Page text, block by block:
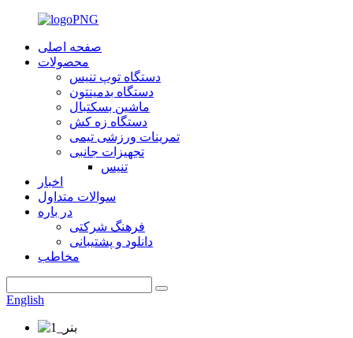
صفحه اصلی
محصولات
دستگاه توپ تنیس
دستگاه بدمینتون
ماشین بسکتبال
دستگاه زه کش
تمرینات ورزشی تیمی
تجهیزات جانبی
تنیس
اخبار
سوالات متداول
در باره
فرهنگ شرکتی
دانلود و پشتیبانی
مخاطب
English